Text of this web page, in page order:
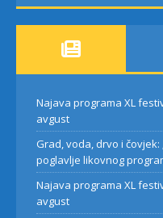
Najava programa XL
avgust
Grad, voda, drvo i
poglavlje likovnog
Najava programa XL
avgust